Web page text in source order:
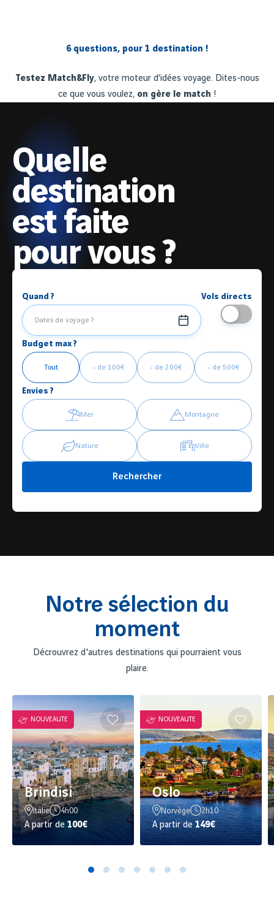
6 questions, pour 1 destination !
Testez Match&Fly, votre moteur d’idées voyage. Dites-nous
ce que vous voulez, on gère le match !
Quelle
destination
est faite
pour vous ?
Quand ?
Dates de voyage ?
Vols directs
Budget max ?
Tout - de 100€ - de 200€ - de 500€
Envies ?
Mer Montagne
Nature Ville
Rechercher
Notre sélection du
moment
Décrouvrez d'autres destinations qui pourraient vous
plaire.
NOUVEAUTE
Brindisi
Italie 4h00
A partir de 100€
NOUVEAUTE
Oslo
Norvège 2h10
A partir de149€